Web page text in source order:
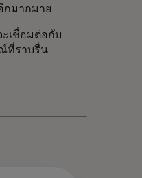
กมากมาย
เชื่อมต่อกับ
ที่ราบรื่น